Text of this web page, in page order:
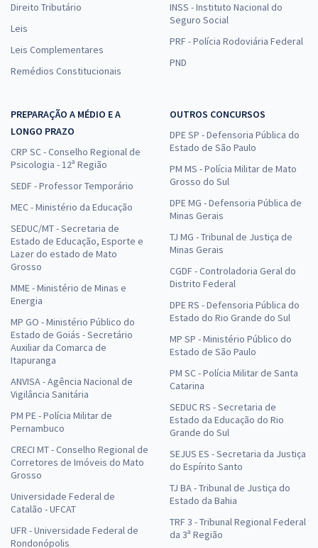
Direito Tributário
Leis
Leis Complementares
Remédios Constitucionais
INSS - Instituto Nacional do
Seguro Social
PRF - Polícia Rodoviária Federal
PND
PREPARAÇÃO A MÉDIO E A
LONGO PRAZO
CRP SC - Conselho Regional de
Psicologia - 12ª Região
SEDF - Professor Temporário
MEC - Ministério da Educação
SEDUC/MT - Secretaria de
Estado de Educação, Esporte e
Lazer do estado de Mato
Grosso
MME - Ministério de Minas e
Energia
MP GO - Ministério Público do
Estado de Goiás - Secretário
Auxiliar da Comarca de
Itapuranga
ANVISA - Agência Nacional de
Vigilância Sanitária
PM PE - Polícia Militar de
Pernambuco
CRECI MT - Conselho Regional de
Corretores de Imóveis do Mato
Grosso
Universidade Federal de
Catalão - UFCAT
UFR - Universidade Federal de
Rondonópolis
OUTROS CONCURSOS
DPE SP - Defensoria Pública do
Estado de São Paulo
PM MS - Polícia Militar de Mato
Grosso do Sul
DPE MG - Defensoria Pública de
Minas Gerais
TJ MG - Tribunal de Justiça de
Minas Gerais
CGDF - Controladoria Geral do
Distrito Federal
DPE RS - Defensoria Pública do
Estado do Rio Grande do Sul
MP SP - Ministério Público do
Estado de São Paulo
PM SC - Polícia Militar de Santa
Catarina
SEDUC RS - Secretaria de
Estado da Educação do Rio
Grande do Sul
SEJUS ES - Secretaria da Justiça
do Espírito Santo
TJ BA - Tribunal de Justiça do
Estado da Bahia
TRF 3 - Tribunal Regional Federal
da 3ª Região